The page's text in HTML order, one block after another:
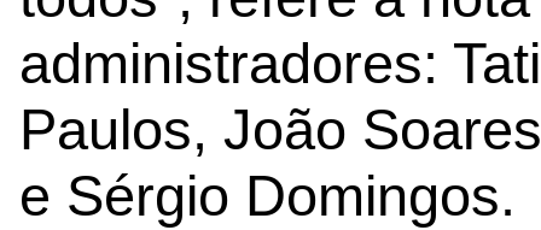
administradores:
Paulos, João
e Sérgio Domingos.